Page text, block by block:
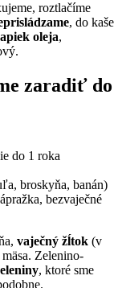
roztlačíme
, do kaše
oleja,
zaradiť do
do 1 roka
broskyňa, banán)
bezvaječné
vaječný žĺtok (v
Zelenino-
, ktoré sme